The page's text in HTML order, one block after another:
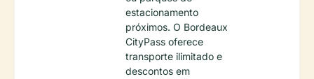
estacionamento
próximos. O Bordeaux
CityPass oferece
transporte ilimitado e
descontos em